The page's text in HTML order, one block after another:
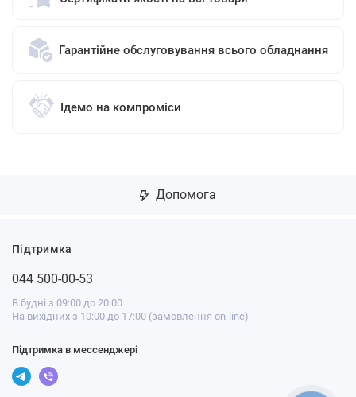
Гарантійне обслуговування всього обладнання
Ідемо на компроміси
Допомога
Підтримка
044 500-00-53
В будні з 09:00 до 20:00
На вихідних з 10:00 до 17:00 (замовлення on-line)
Підтримка в мессенджері